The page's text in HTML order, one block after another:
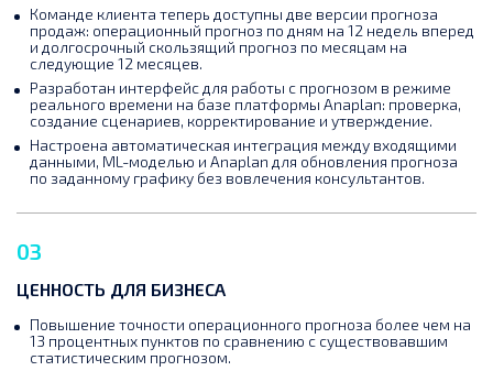
Команде клиента теперь доступны две версии прогноза
продаж: операционный прогноз по дням на 12 недель вперед
и долгосрочный скользящий прогноз по месяцам на
следующие 12 месяцев.
Разработан интерфейс для работы с прогнозом в режиме
реального времени на базе платформы Anaplan: проверка,
создание сценариев, корректирование и утверждение.
Настроена автоматическая интеграция между входящими
данными, ML-моделью и Anaplan для обновления прогноза
по заданному графику без вовлечения консультантов.
03
ЦЕННОСТЬ ДЛЯ БИЗНЕСА
Повышение точности операционного прогноза более чем на
13 процентных пунктов по сравнению с существовавшим
статистическим прогнозом.